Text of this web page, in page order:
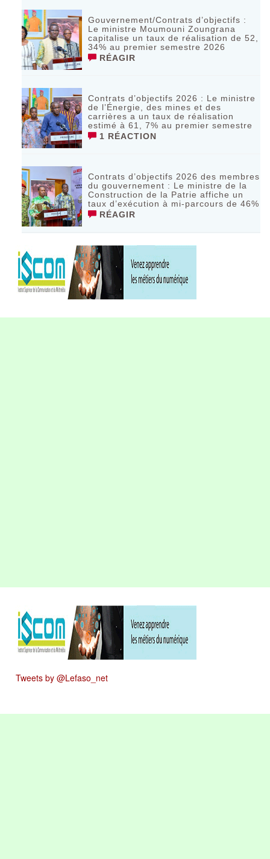
Gouvernement/Contrats d’objectifs :
Le ministre Moumouni Zoungrana
capitalise un taux de réalisation de 52,
34% au premier semestre 2026
RÉAGIR
Contrats d’objectifs 2026 : Le ministre
de l’Énergie, des mines et des
carrières a un taux de réalisation
estimé à 61, 7% au premier semestre
1 RÉACTION
Contrats d’objectifs 2026 des membres
du gouvernement : Le ministre de la
Construction de la Patrie affiche un
taux d’exécution à mi-parcours de 46%
RÉAGIR
Tweets by @Lefaso_net